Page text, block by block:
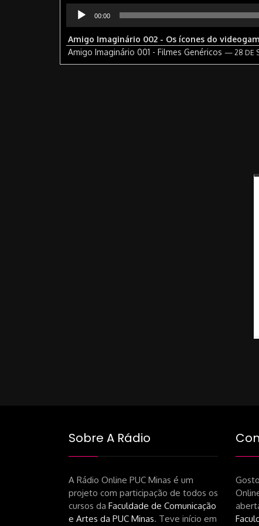
Tocador
00:00
Amigo Imaginário 002 - Os ícones do
Amigo Imaginário 001 - Filmes Genéricos — 28 DE
Sobre A Rádio
A Rádio Online PUC Minas é um
projeto com participação de todos os
cursos da Faculdade de Comunicação
e Artes da PUC Minas. Teve início em